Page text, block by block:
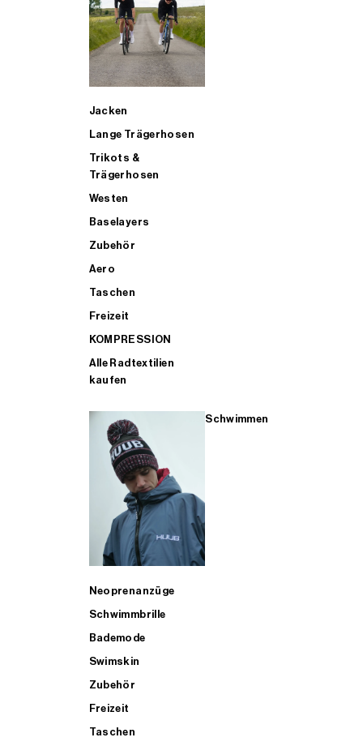
Jacken
Lange Trägerhosen
Trikots &
Trägerhosen
Westen
Baselayers
Zubehör
Aero
Taschen
Freizeit
KOMPRESSION
Alle Radtextilien
kaufen
Schwimmen
Neoprenanzüge
Schwimmbrille
Bademode
Swimskin
Zubehör
Freizeit
Taschen
ALLE TRIATHLONARTIKEL FÜR MÄNNER KAUFEN